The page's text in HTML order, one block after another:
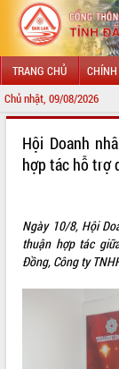
TRANG CHỦ CHÍNH
Chủ nhật, 09/08/2026
LÃNH ĐẠO UBND TỈNH
SỞ, BAN, NGÀNH
THÔNG TIN CHỈ ĐẠO
HỆ THỐNG VĂN BẢN
Hội Doanh
hợp tác hỗ trợ
Ngày 10/8, Hội
thuận hợp tác
Đồng, Công ty